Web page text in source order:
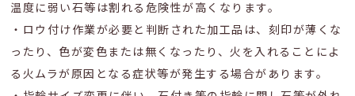
温度に弱い石等は割れる危険性が高くなります。
・ロウ付け作業が必要と判断された加工品は、刻印が薄くな
ったり、色が変色または無くなったり、火を入れることによ
る火ムラが原因となる症状等が発生する場合があります。